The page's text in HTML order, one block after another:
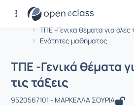
Αρχική Σελίδα
ΤΠΕ -Γενικά θέματα για όλες
Ενότητες μαθήματος
Μάθημα : ΤΠΕ -Γενικά
ΤΠΕ -Γενικά θέματα
τις τάξεις
9520567101 - ΜΑΡΚΕΛΛΑ ΣΟΥΡΙΑ